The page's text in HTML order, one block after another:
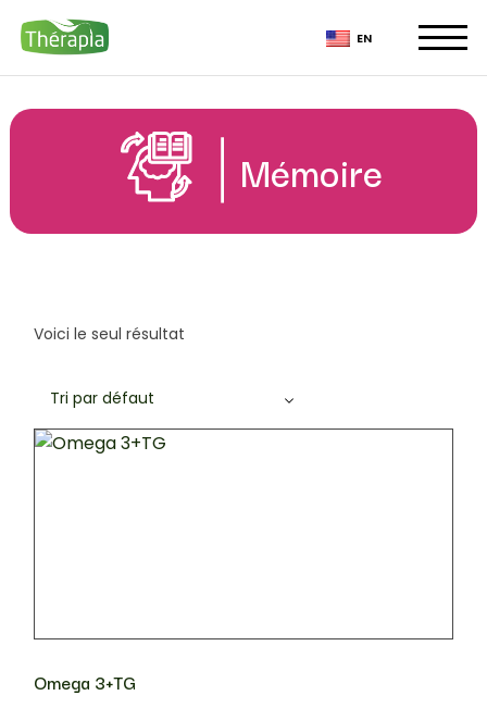
the
content
EN
Mémoire
Voici le seul résultat
Tri par défaut
Omega 3+TG